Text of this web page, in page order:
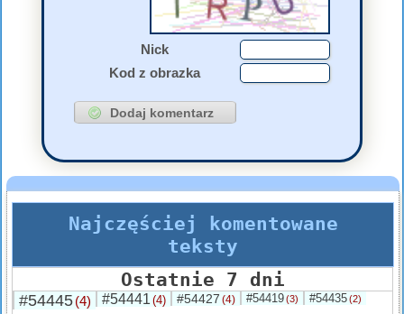
Nick
Kod z obrazka
Najczęściej komentowane
teksty
Ostatnie 7 dni
#54445(4) #54441 (4) #54427 (4) #54419(3) #54435(2)